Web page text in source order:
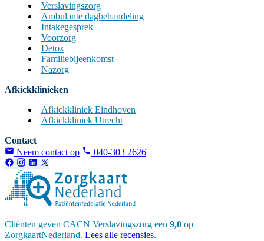
Verslavingszorg
Ambulante dagbehandeling
Intakegesprek
Voorzorg
Detox
Familiebijeenkomst
Nazorg
Afkickklinieken
Afkickkliniek Eindhoven
Afkickkliniek Utrecht
Contact
Neem contact op
040-303 2626
Cliënten geven CACN Verslavingszorg een 9,0 op
ZorgkaartNederland. Lees alle recensies.